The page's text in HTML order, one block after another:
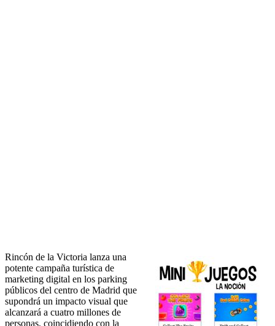
Rincón de la Victoria lanza una
potente campaña turística de
marketing digital en los parking
públicos del centro de Madrid que
supondrá un impacto visual que
alcanzará a cuatro millones de
personas, coincidiendo con la